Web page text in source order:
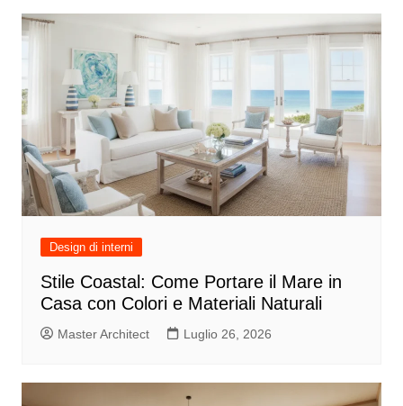
Design di interni
Stile Coastal: Come Portare il Mare in
Casa con Colori e Materiali Naturali
Master Architect Luglio 26, 2026